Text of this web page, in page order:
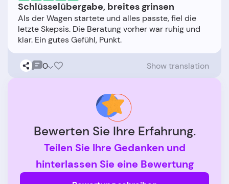
Schlüsselübergabe, breites grinsen
Als der Wagen startete und alles passte, fiel die
letzte Skepsis. Die Beratung vorher war ruhig und
0 Show translation
Bewerten Sie Ihre Erfahrung.
Teilen Sie Ihre Gedanken und
hinterlassen Sie eine Bewertung